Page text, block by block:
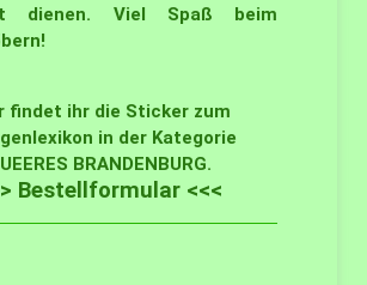
dienen. Viel Spaß beim
findet ihr die Sticker zum
in der Kategorie
BRANDENBURG.
Bestellformular <<<